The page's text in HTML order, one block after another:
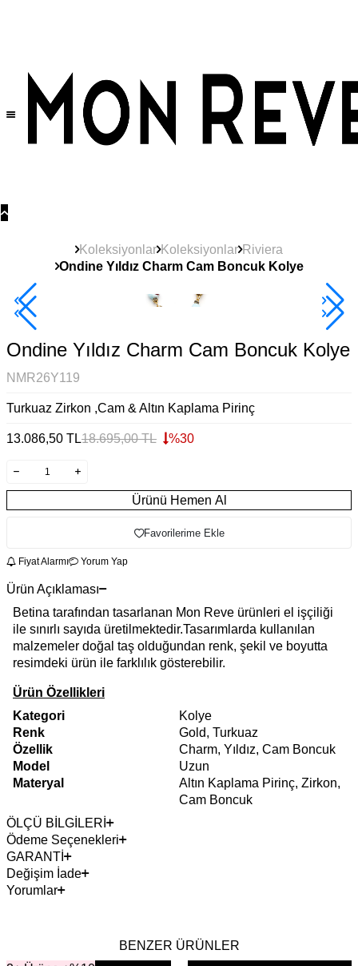
Koleksiyonlar Koleksiyonlar Riviera
Ondine Yıldız Charm Cam Boncuk Kolye
Yeni Ürün
Ondine Yıldız Charm Cam Boncuk Kolye
NMR26Y119
Turkuaz Zirkon ,Cam & Altın Kaplama Pirinç
13.086,50 TL18.695,00TL %30
Ürünü Hemen Al
Favorilerime Ekle
Fiyat Alarmı Yorum Yap
Ürün Açıklaması
Betina tarafından tasarlanan Mon Reve ürünleri el işçiliği
ile sınırlı sayıda üretilmektedir.Tasarımlarda kullanılan
malzemeler doğal taş olduğundan renk, şekil ve boyutta
resimdeki ürün ile farklılık gösterebilir.
Ürün Özellikleri
Kategori
Kolye
Renk
Gold, Turkuaz
Özellik
Charm, Yıldız, Cam Boncuk
Model
Uzun
Materyal
Altın Kaplama Pirinç, Zirkon,
Cam Boncuk
ÖLÇÜ BİLGİLERİ
Ödeme Seçenekleri
GARANTİ
Değişim İade
Yorumlar
BENZER ÜRÜNLER